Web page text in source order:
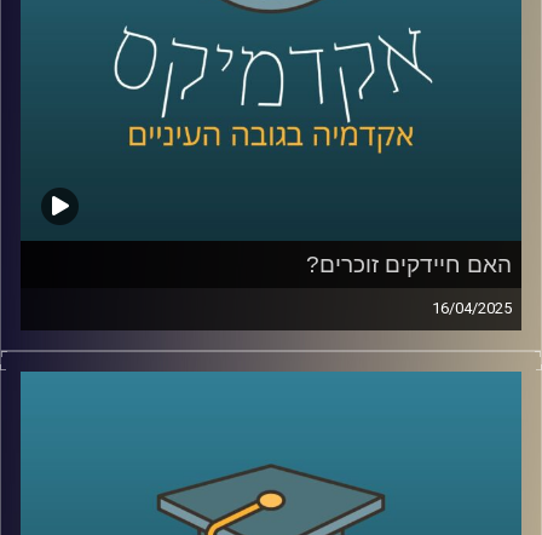
ד״ר אביב גאון, חבר סגל בבית ספר הארי רדזינר למשפטים וד״ר
יובל ריינפלד, בית ספר הארי רדזינר למשפטים, בינה מלאכותית,
פרטיות וסייבר.
קרדיט תמונות:AudioVersity
האם חיידקים זוכרים?
16/04/2025
בגופנו חיים כ-40 טריליון חיידקים, אבל רק בשנים האחרונות
אנחנו מתחילים להבין עד כמה הם חכמים. מחקרים מגלים
בפרק הזה נגלה איך היצורים הזעירים הללו, שנחשבו בעבר
לפשוטים, בעצם חיים כחברה מתוחכמת, משתפים פעולה
ואפילו מקריבים את עצמם – וכל זה עשוי להוביל למהפכה